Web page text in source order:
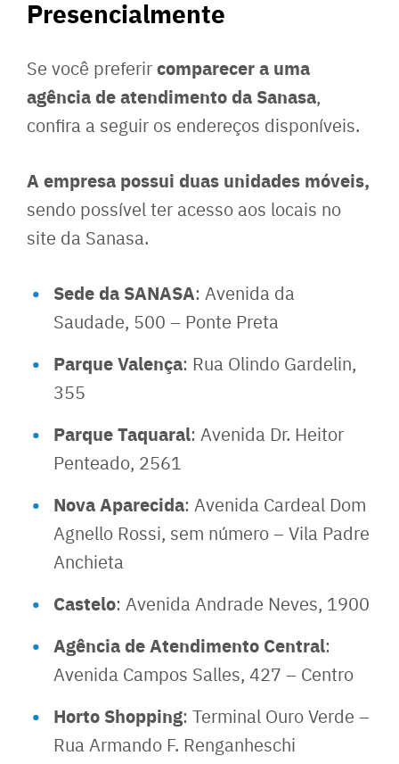
Presencialmente
Se você preferircomparecer a uma
agência de atendimento da Sanasa,
confira a seguir os endereços disponíveis.
A empresa possui duas unidades móveis,
sendo possível ter acesso aos locais no
site da Sanasa.
Sede da SANASA: Avenida da
Saudade, 500 – Ponte Preta
Parque Valença: Rua Olindo Gardelin,
355
Parque Taquaral: Avenida Dr. Heitor
Penteado, 2561
Nova Aparecida: Avenida Cardeal Dom
Agnello Rossi, sem número – Vila Padre
Anchieta
Castelo: Avenida Andrade Neves, 1900
Agência de Atendimento Central:
Avenida Campos Salles, 427 – Centro
Horto Shopping: Terminal Ouro Verde –
Rua Armando F. Renganheschi